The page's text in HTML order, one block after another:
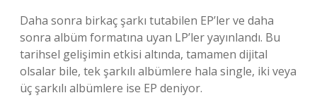
Daha sonra birkaç şarkı tutabilen EP’ler ve daha
sonra albüm formatına uyan LP’ler yayınlandı. Bu
tarihsel gelişimin etkisi altında, tamamen dijital
olsalar bile, tek şarkılı albümlere hala single, iki veya
üç şarkılı albümlere ise EP deniyor.